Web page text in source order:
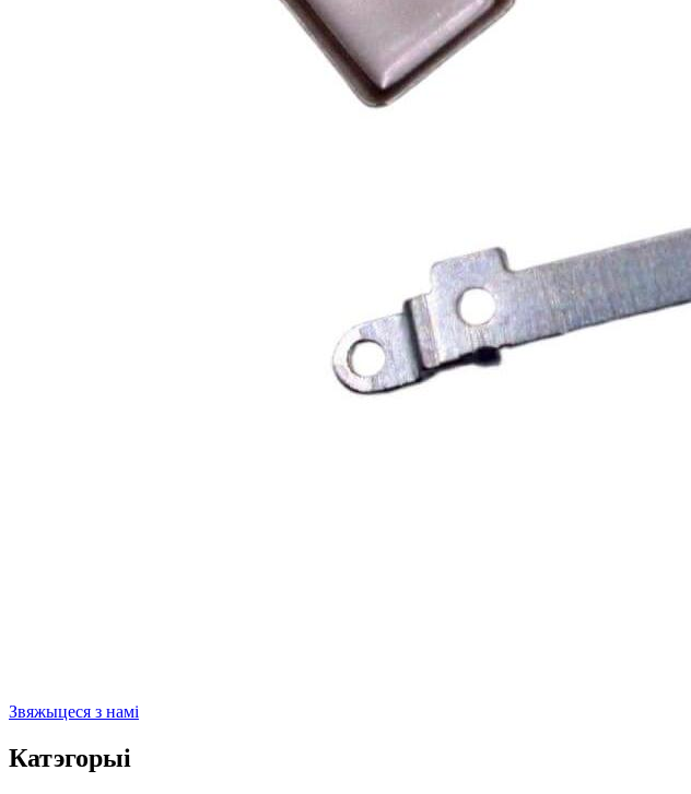
Звяжыцеся з намі
Катэгорыі